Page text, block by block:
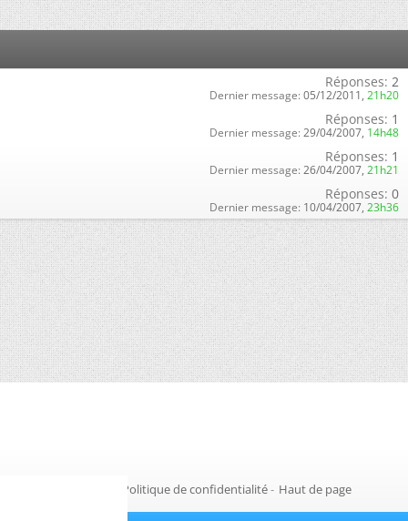
Réponses: 2
Dernier message: 05/12/2011, 21h20
Réponses: 1
Dernier message: 29/04/2007, 14h48
Réponses: 1
Dernier message: 26/04/2007, 21h21
Réponses: 0
Dernier message: 10/04/2007, 23h36
Politique de confidentialité- Haut de page